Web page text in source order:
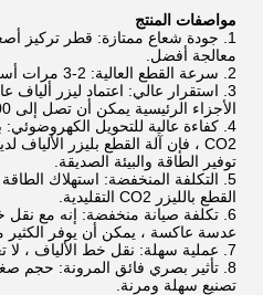
مواصفات المنتج
1. جودة شعاع ممتازة: قطر تركيز
معالجة أفضل.
2. سرعة القطع العالية: 2-3 مرات أسرع من ليزر YAG و CO2.
3. استقرار عالي: اعتماد ليزر ألياف
الأجزاء الرئيسية يمكن أن تصل إلى 100،000 ساعة.
4. كفاءة عالية للتحويل الكهروضوئي:
توفير الطاقة والبيئة الصديقة.
القطع بالليزر CO2 التقليدية.
6. تكلفة صيانة منخفضة: إنه مع نقل
عدسة عاكسة ، يمكن أن يوفر الكثير
7. عملية سهلة: نقل خط الألياف ، لا تعديل للمسار البصري.
8. تأثير بصري فائق المرونة: حجم
تصنيع سهلة ومرنة.